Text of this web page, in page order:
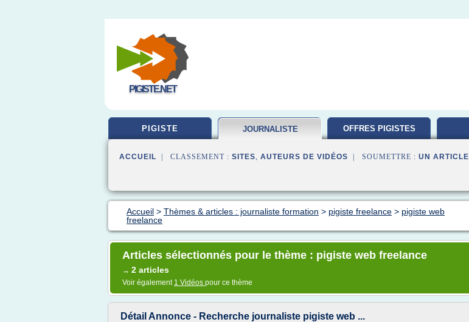
PIGISTE.NET
PIGISTE JOURNALISTE OFFRES PIGISTES
ACCUEIL | CLASSEMENT : SITES, AUTEURS DE VIDÉOS | SOUMETTRE : UN ARTICLE
Accueil > Thèmes & articles : journaliste formation > pigiste freelance > pigiste web
freelance
Articles sélectionnés pour le thème : pigiste web freelance
→ 2 articles
Voir également 1 Vidéos pour ce thème
Détail Annonce - Recherche journaliste pigiste web ...